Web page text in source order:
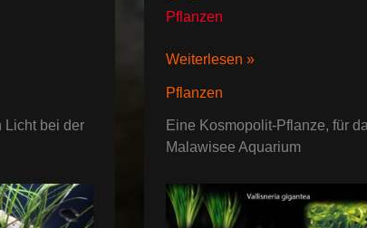
Licht bei der
Pflanzen
Vallisneria
Weiterlesen »
Pflanzen
Eine Kosmopolit-Pflanze, für
Malawisee Aquarium